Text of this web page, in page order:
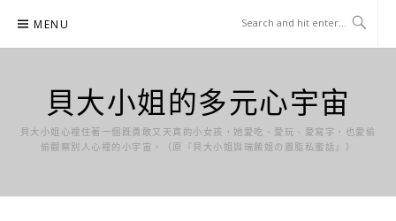
content
MENU
貝大小姐的多元心宇宙
貝大小姐心裡住著一個既勇敢又天真的小女孩，她愛吃、愛玩、愛寫字，也愛偷
偷觀察別人心裡的小宇宙。（原『貝大小姐與瑞餚姐の囂脂私蜜話』）